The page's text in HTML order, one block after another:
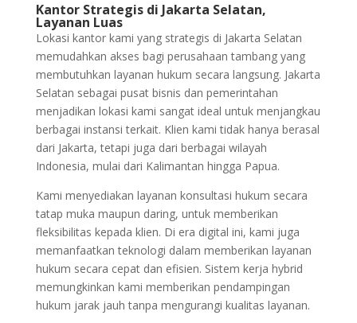
Kantor Strategis di Jakarta Selatan,
Layanan Luas
Lokasi kantor kami yang strategis di Jakarta Selatan
memudahkan akses bagi perusahaan tambang yang
membutuhkan layanan hukum secara langsung. Jakarta
Selatan sebagai pusat bisnis dan pemerintahan
menjadikan lokasi kami sangat ideal untuk menjangkau
berbagai instansi terkait. Klien kami tidak hanya berasal
dari Jakarta, tetapi juga dari berbagai wilayah
Indonesia, mulai dari Kalimantan hingga Papua.
Kami menyediakan layanan konsultasi hukum secara
tatap muka maupun daring, untuk memberikan
fleksibilitas kepada klien. Di era digital ini, kami juga
memanfaatkan teknologi dalam memberikan layanan
hukum secara cepat dan efisien. Sistem kerja hybrid
memungkinkan kami memberikan pendampingan
hukum jarak jauh tanpa mengurangi kualitas layanan.